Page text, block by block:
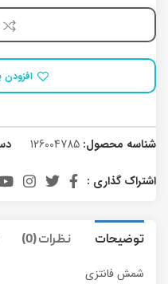
افزودن
شناسه محصول: 126004785
اشتراک گذاری :
توضیحات نظرات (0)
شمش فانتزی